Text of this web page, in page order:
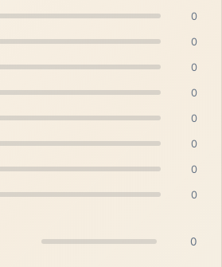
0
0
0
0
0
0
0
0
0